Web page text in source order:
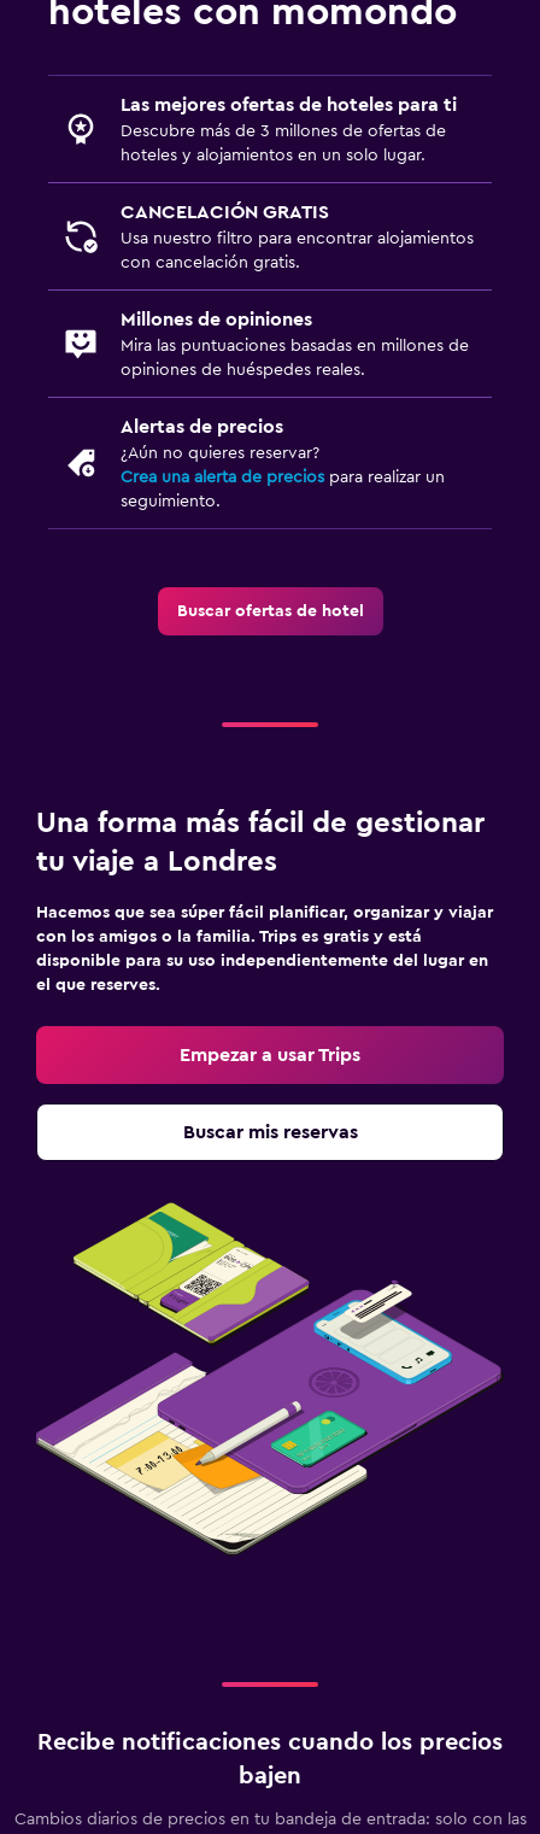
hoteles con momondo
Las mejores ofertas de hoteles para ti
Descubre más de 3 millones de ofertas de
hoteles y alojamientos en un solo lugar.
CANCELACIÓN GRATIS
Usa nuestro filtro para encontrar alojamientos
con cancelación gratis.
Millones de opiniones
Mira las puntuaciones basadas en millones de
opiniones de huéspedes reales.
Alertas de precios
¿Aún no quieres reservar?
Crea una alerta de precios para realizar un
seguimiento.
Buscar ofertas de hotel
Una forma más fácil de gestionar
tu viaje a Londres
Hacemos que sea súper fácil planificar, organizar y viajar
con los amigos o la familia. Trips es gratis y está
disponible para su uso independientemente del lugar en
el que reserves.
Empezar a usar Trips
Buscar mis reservas
Recibe notificaciones cuando los precios
bajen
Cambios diarios de precios en tu bandeja de entrada: solo con las